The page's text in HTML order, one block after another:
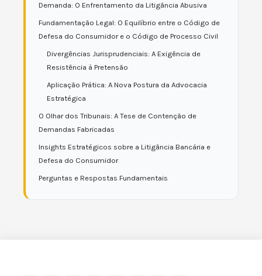
Demanda: O Enfrentamento da Litigância Abusiva
Fundamentação Legal: O Equilíbrio entre o Código de
Defesa do Consumidor e o Código de Processo Civil
Divergências Jurisprudenciais: A Exigência de
Resistência à Pretensão
Aplicação Prática: A Nova Postura da Advocacia
Estratégica
O Olhar dos Tribunais: A Tese de Contenção de
Demandas Fabricadas
Insights Estratégicos sobre a Litigância Bancária e
Defesa do Consumidor
Perguntas e Respostas Fundamentais